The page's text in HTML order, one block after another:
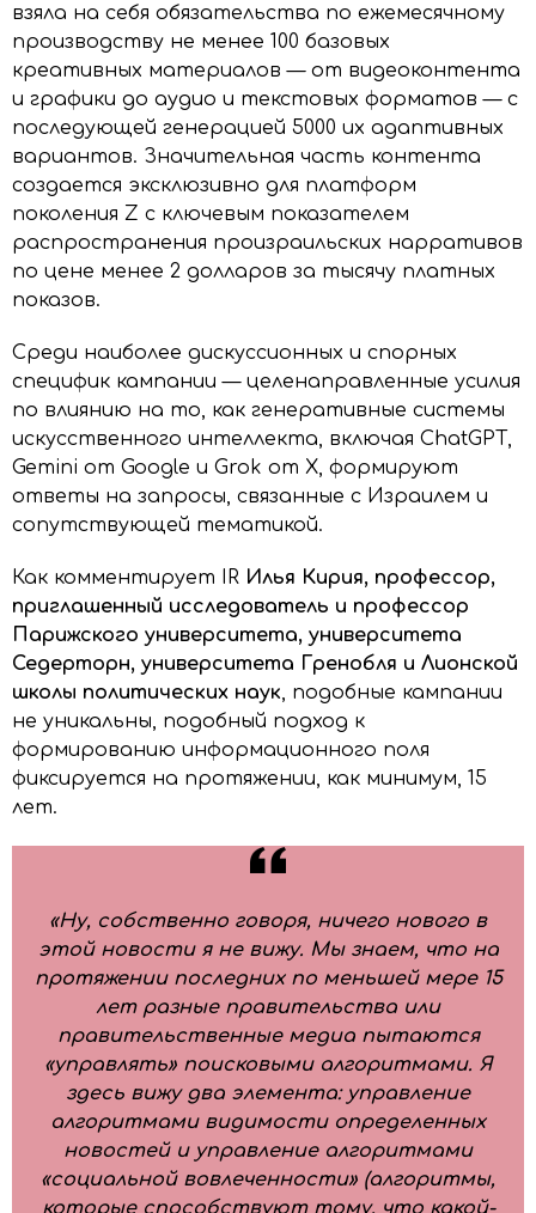
взяла на себя обязательства по ежемесячному
производству не менее 100 базовых
креативных материалов — от видеоконтента
и графики до аудио и текстовых форматов — с
последующей генерацией 5000 их адаптивных
вариантов. Значительная часть контента
создается эксклюзивно для платформ
поколения Z с ключевым показателем
распространения произраильских нарративов
по цене менее 2 долларов за тысячу платных
показов.
Среди наиболее дискуссионных и спорных
специфик кампании — целенаправленные усилия
по влиянию на то, как генеративные системы
искусственного интеллекта, включая ChatGPT,
Gemini от Google и Grok от X, формируют
ответы на запросы, связанные с Израилем и
сопутствующей тематикой.
Как комментирует IR Илья Кирия, профессор,
приглашенный исследователь и профессор
Парижского университета, университета
Седерторн, университета Гренобля и Лионской
школы политических наук, подобные кампании
не уникальны, подобный подход к
формированию информационного поля
фиксируется на протяжении, как минимум, 15
лет.
«Ну, собственно говоря, ничего нового в
этой новости я не вижу. Мы знаем, что на
протяжении последних по меньшей мере 15
лет разные правительства или
правительственные медиа пытаются
«управлять» поисковыми алгоритмами. Я
здесь вижу два элемента: управление
алгоритмами видимости определенных
новостей и управление алгоритмами
«социальной вовлеченности» (алгоритмы,
которые способствуют тому, что какой-